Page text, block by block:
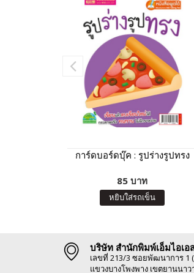
การ์ดบอร์ดบุ๊ค : รูปร่างรูปทรง
85 บาท
หยิบใส่รถเข็น
บริษัท สำนักพิมพ์เอ็มไอเอ
เลขที่ 213/3 ซอยพัฒนาการ 1
แขวงบางโพงพาง เขตยานนาว